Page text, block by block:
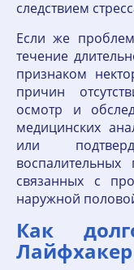
следствием
Если же
течение
признаком
причин
осмотр и
медицинских
или
связанных с
наружной
Как
Лайфхакер